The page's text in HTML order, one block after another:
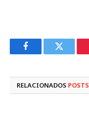
FacebookTwitter
RELACIONADOS POSTS